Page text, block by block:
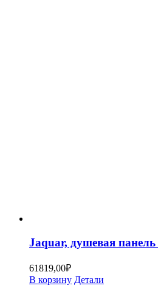
Jaquar, душевая
61819,00₽
В корзину Детали